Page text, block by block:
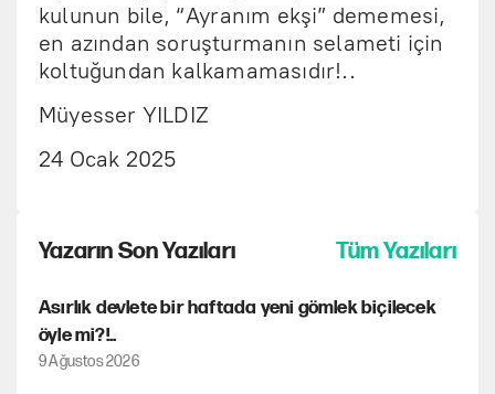
kulunun bile, “Ayranım ekşi” dememesi,
en azından soruşturmanın selameti için
koltuğundan kalkamamasıdır!..
Müyesser YILDIZ
24 Ocak 2025
Yazarın Son Yazıları Tüm Yazıları
Asırlık devlete bir haftada yeni gömlek biçilecek
öyle mi?!..
9 Ağustos 2026